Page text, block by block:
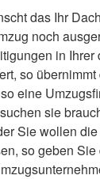
das Ihr
noch
in Ihrer
so übernimmt
eine
sie
Sie wollen
so geben